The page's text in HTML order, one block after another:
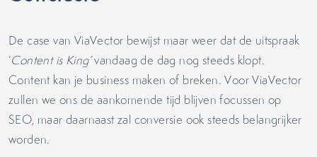
De case van ViaVector bewijst maar weer dat de uitspraak
‘Content is King’vandaag de dag nog steeds klopt.
Content kan je business maken of breken. Voor ViaVector
zullen we ons de aankomende tijd blijven focussen op
SEO, maar daarnaast zal conversie ook steeds belangrijker
worden.